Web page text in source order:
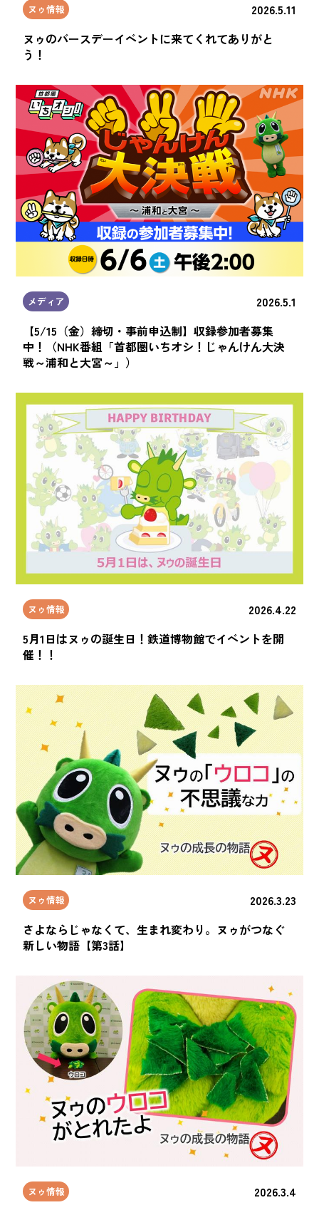
ヌゥ情報
2026.5.11
ヌゥのバースデーイベントに来てくれてありがと
う！
メディア
2026.5.1
【5/15（金）締切・事前申込制】収録参加者募集
中！（NHK番組「首都圏いちオシ！じゃんけん大決
戦～浦和と大宮～」）
ヌゥ情報
2026.4.22
5月1日はヌゥの誕生日！鉄道博物館でイベントを開
催！！
ヌゥ情報
2026.3.23
さよならじゃなくて、生まれ変わり。ヌゥがつなぐ
新しい物語【第3話】
ヌゥ情報 2026.3.4